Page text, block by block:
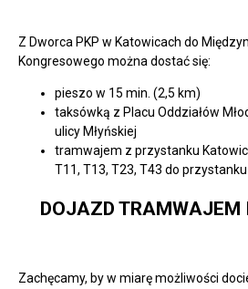
Z Dworca PKP w Katowicach do
Kongresowego można dostać się:
pieszo w 15 min. (2,5 km)
taksówką z Placu Oddziałów
ulicy Młyńskiej
tramwajem z przystanku
T11, T13, T23, T43 do
DOJAZD TRAMWAJEM
Zachęcamy, by w miarę możliwości